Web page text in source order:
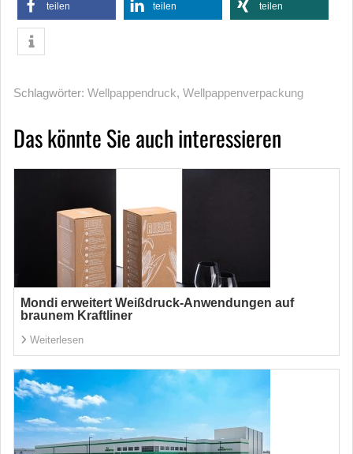
teilen teilen teilen
Schlagwörter: Wellpappendruck, Wellpappenverpackung
Das könnte Sie auch interessieren
Mondi erweitert Weißdruck-Anwendungen auf
braunem Kraftliner
Weiterlesen